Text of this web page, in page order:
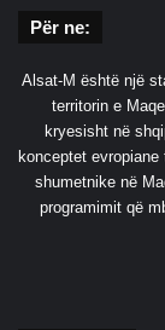
Për ne:
Alsat-M është një
territorin e
kryesisht në
konceptet
shumetnike në
programimit që